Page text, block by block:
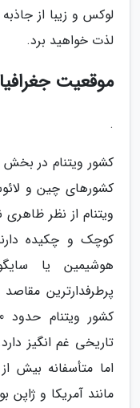
لوکس و زیبا از
لذت خواهید برد.
موقعیت
.
کشور ویتنام در
کشورهای چین و
ویتنام از نظر
کوچک و چکیده
هوشیمین یا
پرطرفدارترین
مانند آمریکا و